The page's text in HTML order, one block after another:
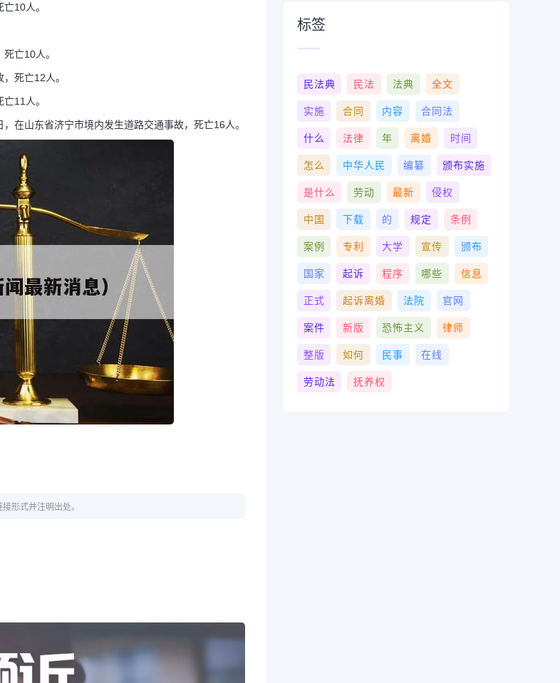
10人。
亡10人。
死亡12人。
11人。
在山东省济宁市境内发生道路交通事故，死亡16人。
形式并注明出处。
标签
民法典 民法 法典 全文
实施 合同 内容 合同法
什么 法律 年 离婚 时间
怎么 中华人民 编纂 颁布实施
是什么 劳动 最新 侵权
中国 下载 的 规定 条例
案例 专利 大学 宣传 颁布
国家 起诉 程序 哪些 信息
正式 起诉离婚 法院 官网
案件 新版 恐怖主义 律师
整版 如何 民事 在线
劳动法 抚养权